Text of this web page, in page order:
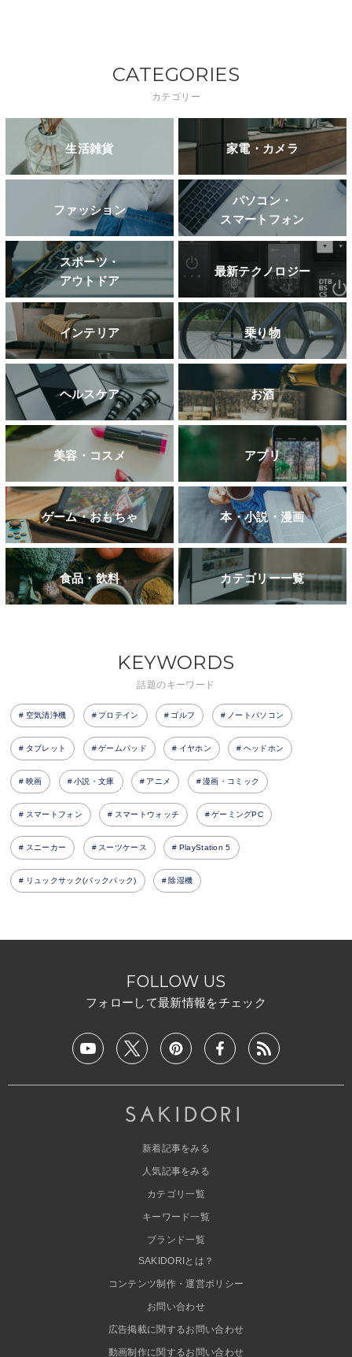
CATEGORIES
カテゴリー
生活雑貨 家電・カメラ
ファッション
パソコン・
スマートフォン
スポーツ・
アウトドア
最新テクノロジー
インテリア 乗り物
ヘルスケア お酒
美容・コスメ アプリ
ゲーム・おもちゃ 本・小説・漫画
食品・飲料 カテゴリー一覧
KEYWORDS
話題のキーワード
空気清浄機 プロテイン ゴルフ ノートパソコン
タブレット ゲームパッド イヤホン ヘッドホン
映画 小説・文庫 アニメ 漫画・コミック
スマートフォン スマートウォッチ ゲーミングPC
スニーカー スーツケース PlayStation 5
リュックサック(バックパック) 除湿機
FOLLOW US
フォローして最新情報をチェック
新着記事をみる
人気記事をみる
カテゴリ一覧
キーワード一覧
ブランド一覧
SAKIDORIとは？
コンテンツ制作・運営ポリシー
お問い合わせ
広告掲載に関するお問い合わせ
動画制作に関するお問い合わせ